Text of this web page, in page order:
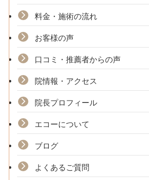
料金・施術の流れ
お客様の声
口コミ・推薦者からの声
院情報・アクセス
院長プロフィール
エコーについて
ブログ
よくあるご質問